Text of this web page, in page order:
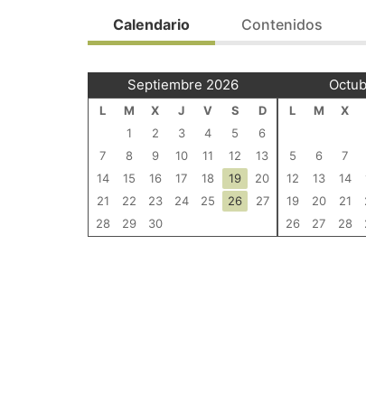
Calendario
Septiembre 2026
L M X J V S
D
1
2 3 4 5
6
7
8 9 10 11 12
13
14
15 16 17 18 19
20
21
22 23 24 25 26
27
28
29 30
L M X
5
6 7
12
13 14
19
20 21
26
27 28
Contenidos
OBJETIVOS
TEMARIO
Dinámicas en inglés.
Noticias.
Debates.
Consejos, Recetas y Trucos.
Bussiness English.
Acción formativa pendiente de